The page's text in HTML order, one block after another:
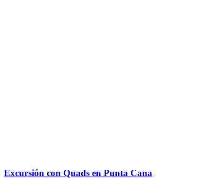
Excursión con Quads en Punta Cana